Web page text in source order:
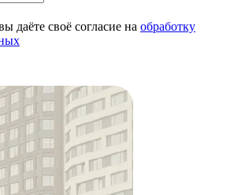
даёте своё согласие на обработку